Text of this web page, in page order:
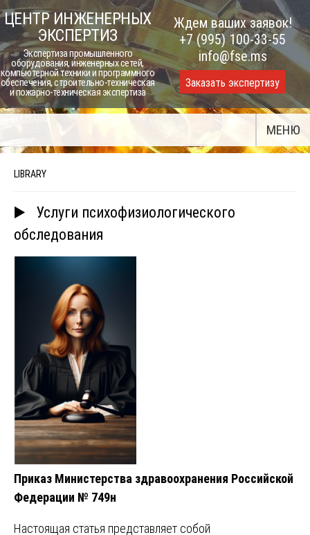
Skip
to
content
ЦЕНТР ИНЖЕНЕРНЫХ
ЭКСПЕРТИЗ
Экспертиза промышленного
оборудования, инженерных сетей,
компьютерной техники и программного
обеспечения, строительно-техническая
и пожарно-техническая экспертиза
Ждем ваших заявок!
+7 (995) 100-33-55
info@fse.ms
Заказать экспертизу
МЕНЮ
LIBRARY
▶️ Услуги психофизиологического
обследования
Приказ Министерства здравоохранения Российской
Федерации № 749н
Настоящая статья представляет собой